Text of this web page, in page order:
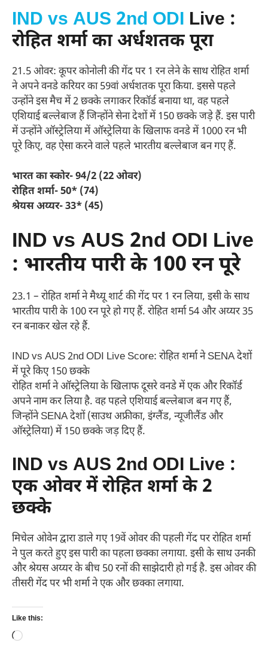
IND vs AUS 2nd ODI Live :
रोहित शर्मा का अर्धशतक पूरा
21.5 ओवर: कूपर कोनोली की गेंद पर 1 रन लेने के साथ रोहित शर्मा
ने अपने वनडे करियर का 59वां अर्धशतक पूरा किया. इससे पहले
उन्होंने इस मैच में 2 छक्के लगाकर रिकॉर्ड बनाया था, वह पहले
एशियाई बल्लेबाज हैं जिन्होंने सेना देशों में 150 छक्के जड़े हैं. इस पारी
में उन्होंने ऑस्ट्रेलिया में ऑस्ट्रेलिया के खिलाफ वनडे में 1000 रन भी
पूरे किए, वह ऐसा करने वाले पहले भारतीय बल्लेबाज बन गए हैं.
भारत का स्कोर- 94/2 (22 ओवर)
रोहित शर्मा- 50* (74)
श्रेयस अय्यर- 33* (45)
IND vs AUS 2nd ODI Live
: भारतीय पारी के 100 रन पूरे
23.1 – रोहित शर्मा ने मैथ्यू शार्ट की गेंद पर 1 रन लिया, इसी के साथ
भारतीय पारी के 100 रन पूरे हो गए हैं. रोहित शर्मा 54 और अय्यर 35
रन बनाकर खेल रहे हैं.
IND vs AUS 2nd ODI Live Score: रोहित शर्मा ने SENA देशों
में पूरे किए 150 छक्के
रोहित शर्मा ने ऑस्ट्रेलिया के खिलाफ दूसरे वनडे में एक और रिकॉर्ड
अपने नाम कर लिया है. वह पहले एशियाई बल्लेबाज बन गए हैं,
जिन्होंने SENA देशों (साउथ अफ्रीका, इंग्लैंड, न्यूजीलैंड और
ऑस्ट्रेलिया) में 150 छक्के जड़ दिए हैं.
IND vs AUS 2nd ODI Live :
एक ओवर में रोहित शर्मा के 2
छक्के
मिचेल ओवेन द्वारा डाले गए 19वें ओवर की पहली गेंद पर रोहित शर्मा
ने पुल करते हुए इस पारी का पहला छक्का लगाया. इसी के साथ उनकी
और श्रेयस अय्यर के बीच 50 रनों की साझेदारी हो गई है. इस ओवर की
तीसरी गेंद पर भी शर्मा ने एक और छक्का लगाया.
Like this:
Loading…